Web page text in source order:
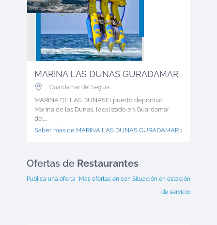
MARINA LAS DUNAS GURADAMAR
Guardamar del Segura
MARINA DE LAS DUNASEl puerto deportivo
Marina de las Dunas, localizado en Guardamar
del...
Saber más de MARINA LAS DUNAS GURADAMAR >
Ofertas de Restaurantes
Publica una oferta Más ofertas en con Situación en estación
de servicio